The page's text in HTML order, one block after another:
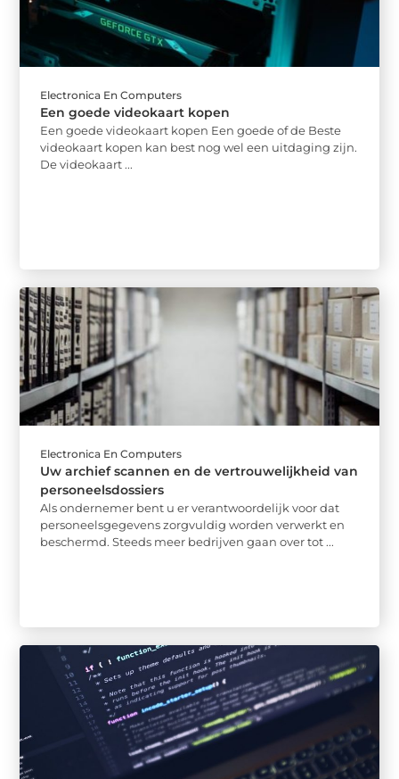
Electronica En Computers
Een goede videokaart kopen
Een goede videokaart kopen Een goede of de Beste
videokaart kopen kan best nog wel een uitdaging zijn.
De videokaart ...
Electronica En Computers
Uw archief scannen en de vertrouwelijkheid van
personeelsdossiers
Als ondernemer bent u er verantwoordelijk voor dat
personeelsgegevens zorgvuldig worden verwerkt en
beschermd. Steeds meer bedrijven gaan over tot ...